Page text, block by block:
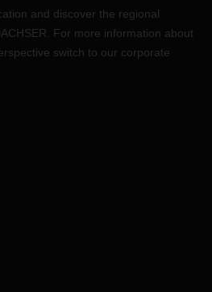
and discover the regional
For more information about
switch to our corporate